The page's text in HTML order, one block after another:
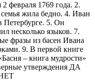
февраля 1769 года. 2.
жила бедно. 4. Иван
Петербурге. 5. Он
несколько языков. 7.
фразы из басен Ивана
9. В первой книге
– книга мудрости»
утверждения ДА